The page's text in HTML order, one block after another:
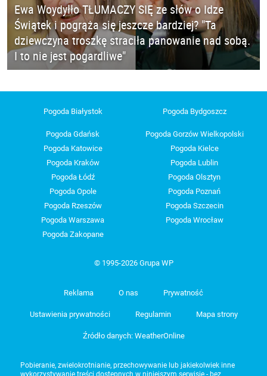
Ewa Woydyłło TŁUMACZY SIĘ ze słów o Idze
Świątek i pogrąża się jeszcze bardziej? "Ta
dziewczyna troszkę straciła panowanie nad sobą.
I to nie jest pogardliwe"
Pogoda Białystok Pogoda Bydgoszcz
Pogoda Gdańsk
Pogoda Gorzów Wielkopolski
Pogoda Katowice
Pogoda Kielce
Pogoda Kraków
Pogoda Lublin
Pogoda Łódź
Pogoda Olsztyn
Pogoda Opole
Pogoda Poznań
Pogoda Rzeszów
Pogoda Szczecin
Pogoda Warszawa
Pogoda Wrocław
Pogoda Zakopane
© 1995-2026 Grupa WP
Reklama O nas Prywatność
Ustawienia prywatności Regulamin Mapa strony
Źródło danych: WeatherOnline
Pobieranie, zwielokrotnianie, przechowywanie lub jakiekolwiek inne
wykorzystywanie treści dostępnych w niniejszym serwisie - bez